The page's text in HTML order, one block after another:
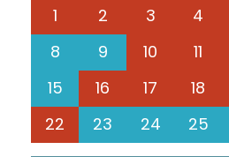
1
2 3 4
8
9 10 11
15
16 17 18
22
23 24 25